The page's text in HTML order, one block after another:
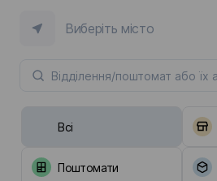
Виберіть місто
Всі
Поштомати